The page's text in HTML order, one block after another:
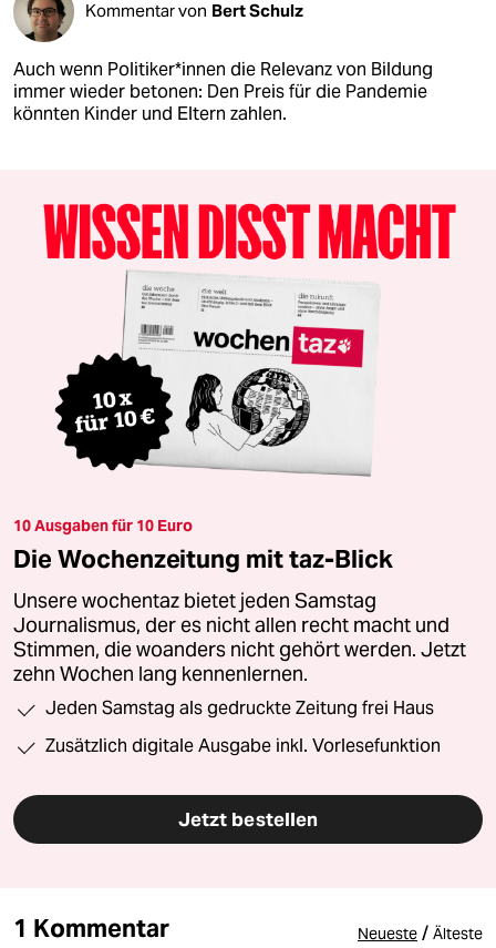
Kommentar von Bert Schulz
Auch wenn Po­li­ti­ke­r*in­nen die Relevanz von Bildung
immer wieder betonen: Den Preis für die Pandemie
könnten Kinder und Eltern zahlen.
10 Ausgaben für 10 Euro
Die Wochenzeitung mit taz-Blick
Unsere wochentaz bietet jeden Samstag
Journalismus, der es nicht allen recht macht und
Stimmen, die woanders nicht gehört werden. Jetzt
zehn Wochen lang kennenlernen.
Jeden Samstag als gedruckte Zeitung frei Haus
Zusätzlich digitale Ausgabe inkl. Vorlesefunktion
Jetzt bestellen
1 Kommentar Neueste / Älteste